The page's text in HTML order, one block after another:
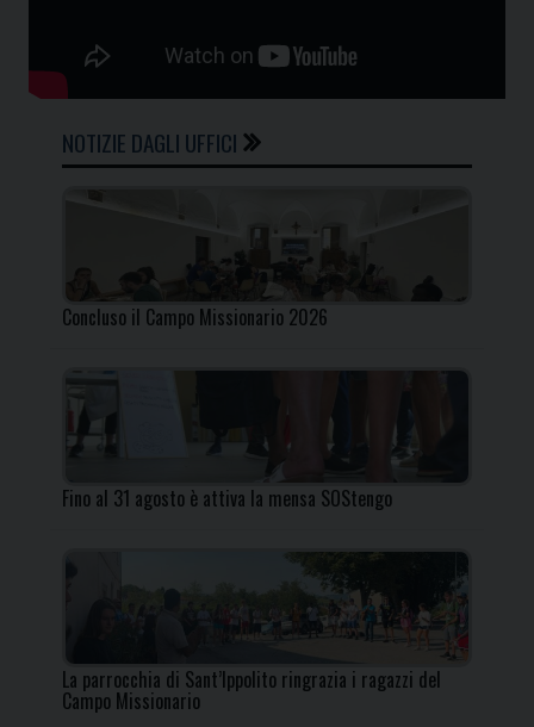
NOTIZIE DAGLI UFFICI
Concluso il Campo Missionario 2026
Fino al 31 agosto è attiva la mensa SOStengo
La parrocchia di Sant’Ippolito ringrazia i ragazzi del
Campo Missionario